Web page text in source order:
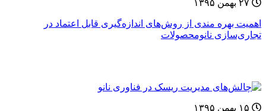
اهمیت بهره مندی از روش‌های اندازه‌گیری قابل اعتماد در
تجاری‌سازی نانومحصولات